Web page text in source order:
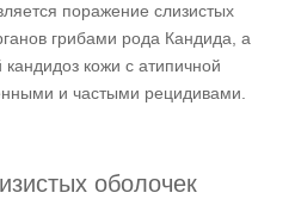
поражение слизистых
грибами рода Кандида, а
кожи с атипичной
и частыми рецидивами.
оболочек